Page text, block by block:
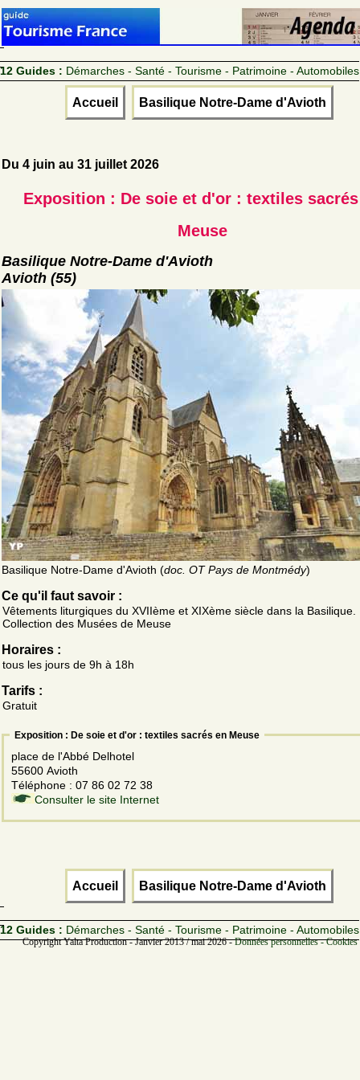
12 Guides : Démarches - Santé - Tourisme - Patrimoine - Automobiles
Accueil Basilique Notre-Dame d'Avioth
Du 4 juin au 31 juillet 2026
Exposition : De soie et d'or : textiles
Meuse
Basilique Notre-Dame d'Avioth
Avioth (55)
Basilique Notre-Dame d'Avioth (doc. OT Pays de Montmédy)
Ce qu'il faut savoir :
Vêtements liturgiques du XVIIème et XIXème siècle dans la Basilique.
Collection des Musées de Meuse
Horaires :
tous les jours de 9h à 18h
Tarifs :
Gratuit
Exposition : De soie et d'or : textiles sacrés en Meuse
place de l'Abbé Delhotel
55600 Avioth
Téléphone : 07 86 02 72 38
Consulter le site Internet
Accueil Basilique Notre-Dame d'Avioth
12 Guides : Démarches - Santé - Tourisme - Patrimoine - Automobiles
Copyright Yalta Production - Janvier 2013 / mai 2026 -Données personnelles -